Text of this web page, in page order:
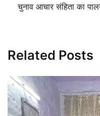
चुनाव आचार संहिता का
Related Posts